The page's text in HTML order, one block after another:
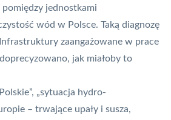
jednostkami
wód w Polsce. Taką diagnozę
zaangażowane w prace
jak miałoby to
„sytuacja hydro-
– trwające upały i susza,